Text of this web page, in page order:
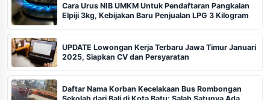
Cara Urus NIB UMKM Untuk Pendaftaran Pangkalan
Elpiji 3kg, Kebijakan Baru Penjualan LPG 3 Kilogram
UPDATE Lowongan Kerja Terbaru Jawa Timur Januari
2025, Siapkan CV dan Persyaratan
Daftar Nama Korban Kecelakaan Bus Rombongan